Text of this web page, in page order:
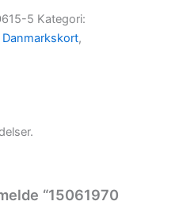
5 Kategori:
Danmarkskort,
“15061970